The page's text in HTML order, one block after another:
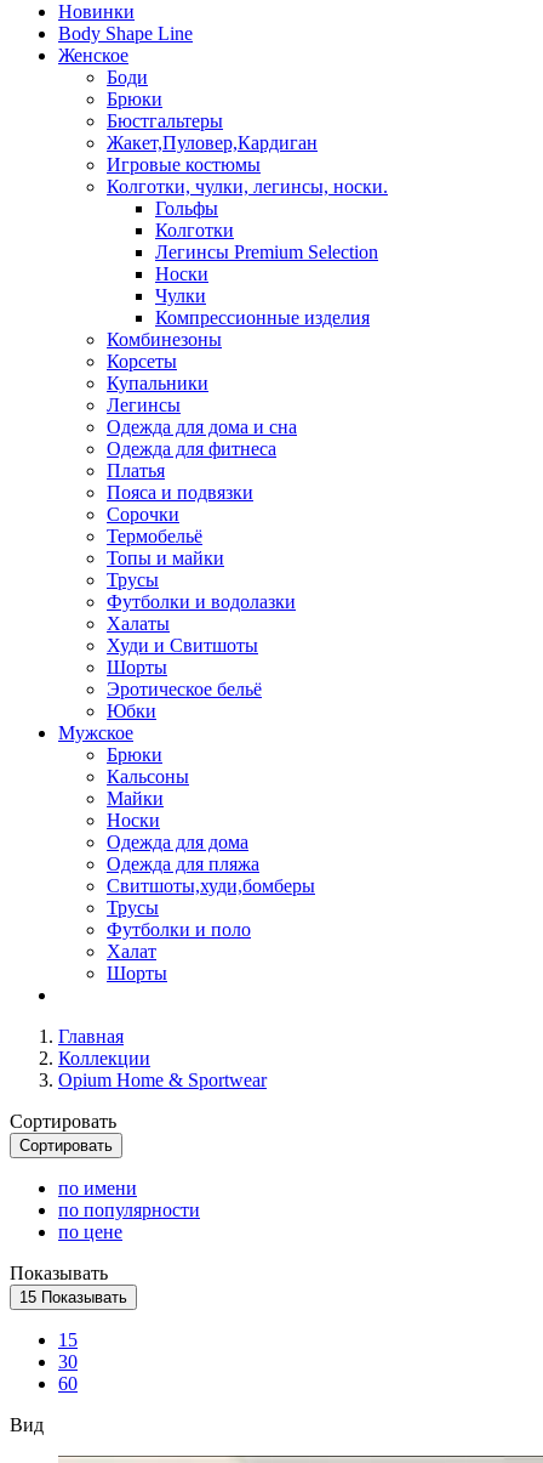
Новинки
Body Shape Line
Женское
Боди
Брюки
Бюстгальтеры
Жакет,Пуловер,Кардиган
Игровые костюмы
Колготки, чулки, легинсы, носки.
Гольфы
Колготки
Легинсы Premium Selection
Носки
Чулки
Компрессионные изделия
Комбинезоны
Корсеты
Купальники
Легинсы
Одежда для дома и сна
Одежда для фитнеса
Платья
Пояса и подвязки
Сорочки
Термобельё
Топы и майки
Трусы
Футболки и водолазки
Халаты
Худи и Свитшоты
Шорты
Эротическое бельё
Юбки
Мужское
Брюки
Кальсоны
Майки
Носки
Одежда для дома
Одежда для пляжа
Свитшоты,худи,бомберы
Трусы
Футболки и поло
Халат
Шорты
Главная
Коллекции
Opium Home & Sportwear
Сортировать
Сортировать
по имени
по популярности
по цене
Показывать
15 Показывать
15
30
60
Вид